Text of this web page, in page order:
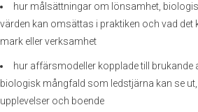
hur målsättningar om lönsamhet,
värden kan omsättas i praktiken och vad det
mark eller verksamhet
hur affärsmodeller kopplade till brukande
biologisk mångfald som ledstjärna kan se
upplevelser och boende